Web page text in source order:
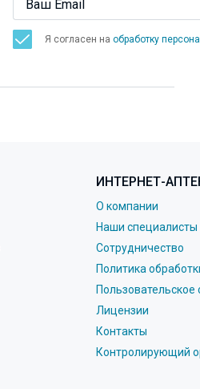
Я согласен на обработку
ИНТЕРНЕТ-
О компании
Наши специалисты
Сотрудничество
Политика
Пользовательское
Лицензии
Контакты
Контролирующий